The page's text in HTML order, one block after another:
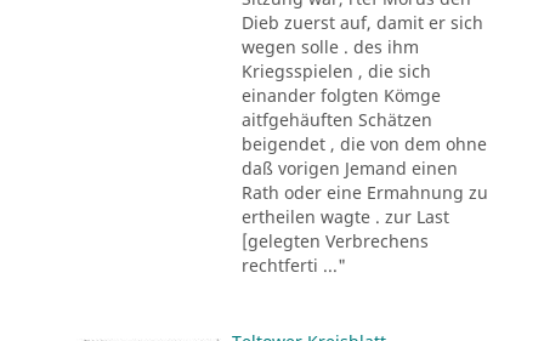
Dieb zuerst auf, damit er sich
wegen solle . des ihm
Kriegsspielen , die sich
einander folgten Kömge
aitfgehäuften Schätzen
beigendet , die von dem ohne
daß vorigen Jemand einen
Rath oder eine Ermahnung zu
ertheilen wagte . zur Last
[gelegten Verbrechens
rechtferti ..."